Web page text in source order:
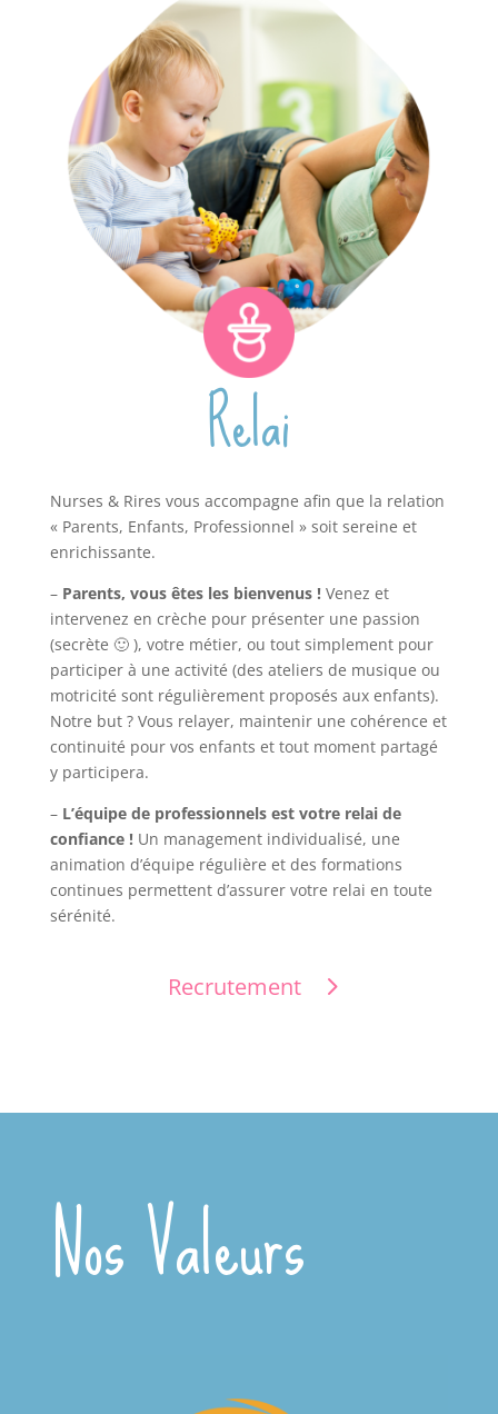
Relai
Nurses & Rires vous accompagne afin que la relation
« Parents, Enfants, Professionnel » soit sereine et
enrichissante.
– Parents, vous êtes les bienvenus !Venez et
intervenez en crèche pour présenter une passion
(secrète 🙂 ), votre métier, ou tout simplement pour
participer à une activité (des ateliers de musique ou
motricité sont régulièrement proposés aux enfants).
Notre but ? Vous relayer, maintenir une cohérence et
continuité pour vos enfants et tout moment partagé
y participera.
– L’équipe de professionnels est votre relai de
confiance !Un management individualisé, une
animation d’équipe régulière et des formations
continues permettent d’assurer votre relai en toute
sérénité.
Recrutement
Nos Valeurs